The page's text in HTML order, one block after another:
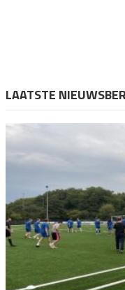
LAATSTE